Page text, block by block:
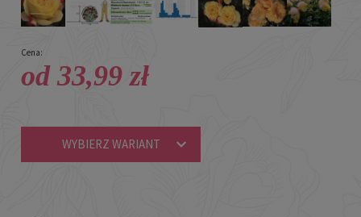
Cena:
od 33,99 zł
WYBIERZ WARIANT